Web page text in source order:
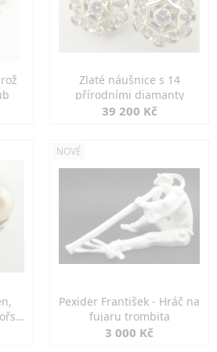
Zlaté náušnice s 14
přírodními diamanty
39 200 Kč
NOVÉ
Pexider František - Hráč na
fujaru trombita
3 000 Kč